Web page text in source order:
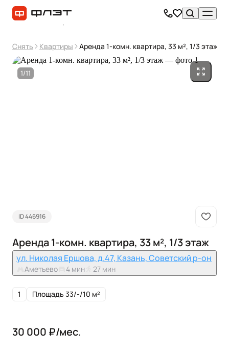
Снять Квартиры Аренда 1-комн. квартира, 33 м², 1/3 этаж
1/11
ID 446916
Аренда 1-комн. квартира, 33 м², 1/3 этаж
ул. Николая Ершова, д.47, Казань, Советский р-он
Аметьево 4 мин 27 мин
1 Площадь 33/-/10 м²
30 000 ₽/мес.